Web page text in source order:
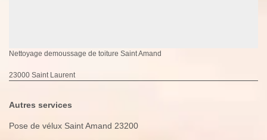
Nettoyage demoussage de toiture Saint Amand
23000 Saint Laurent
Autres services
Pose de vélux Saint Amand 23200